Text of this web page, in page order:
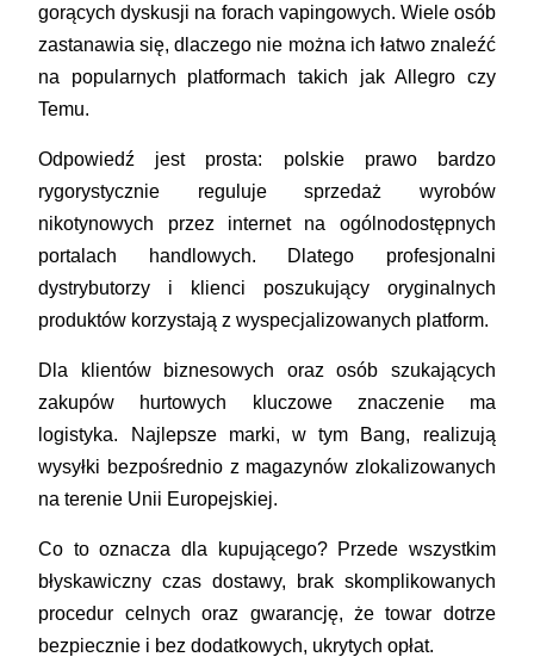
gorących dyskusji na forach vapingowych. Wiele osób
zastanawia się, dlaczego nie można ich łatwo znaleźć
na popularnych platformach takich jak Allegro czy
Temu.
Odpowiedź jest prosta: polskie prawo bardzo
rygorystycznie reguluje sprzedaż wyrobów
nikotynowych przez internet na ogólnodostępnych
portalach handlowych. Dlatego profesjonalni
dystrybutorzy i klienci poszukujący oryginalnych
produktów korzystają z wyspecjalizowanych platform.
Dla klientów biznesowych oraz osób szukających
zakupów hurtowych kluczowe znaczenie ma
logistyka. Najlepsze marki, w tym Bang, realizują
wysyłki bezpośrednio z magazynów zlokalizowanych
na terenie Unii Europejskiej.
Co to oznacza dla kupującego? Przede wszystkim
błyskawiczny czas dostawy, brak skomplikowanych
procedur celnych oraz gwarancję, że towar dotrze
bezpiecznie i bez dodatkowych, ukrytych opłat.